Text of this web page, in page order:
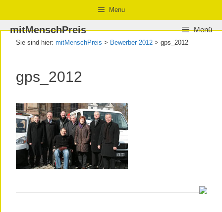
Inhalt
springen
Navigation
springen
Inhalt
springen
Menu
mitMenschPreis Menü
Sie sind hier: mitMenschPreis > Bewerber 2012 > gps_2012
gps_2012